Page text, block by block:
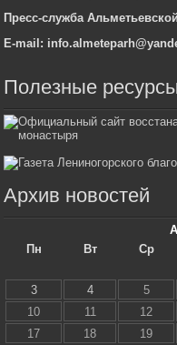
Пресс-служба
E-mail:
Полезные
Архив новостей
Пн
Вт Ср
3
4 5
10
11 12
17
18 19